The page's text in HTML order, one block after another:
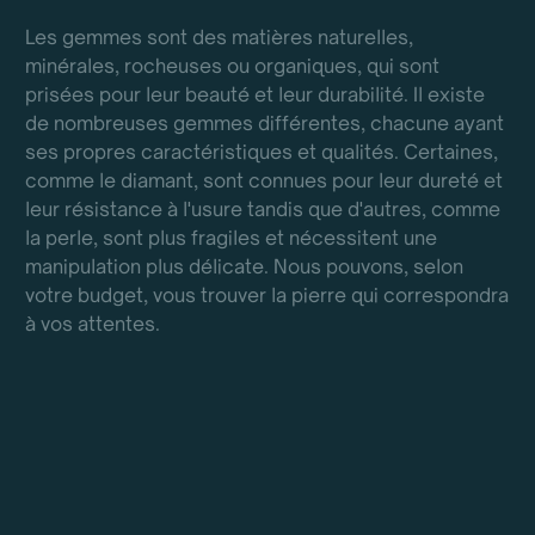
Les gemmes sont des matières naturelles,
minérales, rocheuses ou organiques, qui sont
prisées pour leur beauté et leur durabilité. Il existe
de nombreuses gemmes différentes, chacune ayant
ses propres caractéristiques et qualités. Certaines,
comme le diamant, sont connues pour leur dureté et
leur résistance à l'usure tandis que d'autres, comme
la perle, sont plus fragiles et nécessitent une
manipulation plus délicate. Nous pouvons, selon
votre budget, vous trouver la pierre qui correspondra
à vos attentes.